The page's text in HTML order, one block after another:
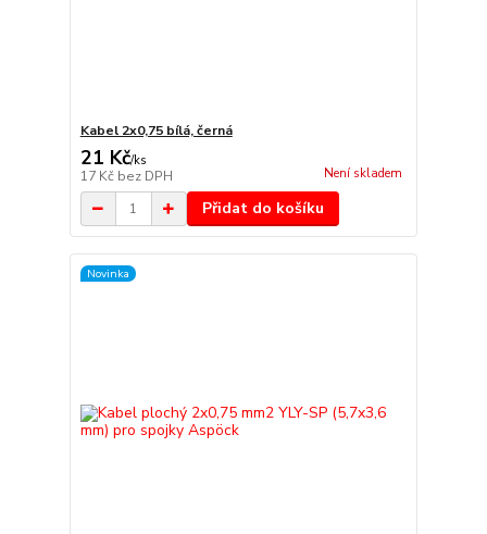
Kabel 2x0,75 bílá, černá
21 Kč/ks
17 Kč bez DPH Není skladem
Přidat do košíku
Novinka